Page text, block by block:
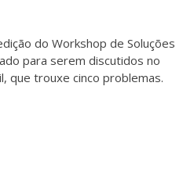
do Workshop de Soluções
para serem discutidos no
que trouxe cinco problemas.